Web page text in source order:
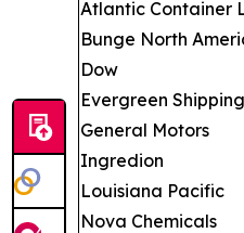
Atlantic Container
Bunge North
Dow
Evergreen
General Motors
Ingredion
Louisiana Pacific
Nova Chemicals